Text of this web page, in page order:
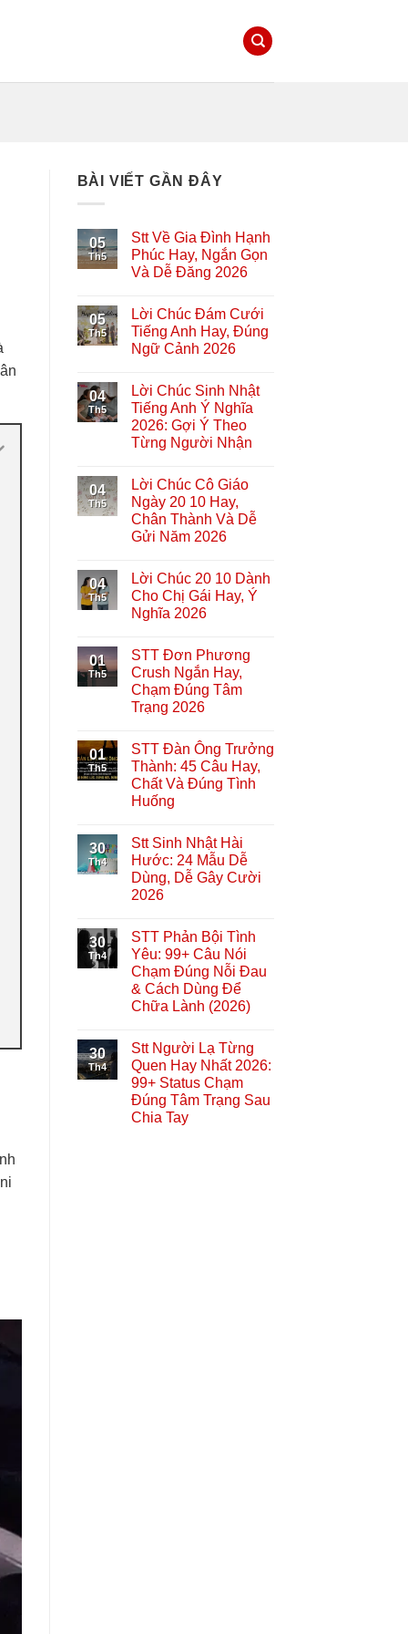
BÀI VIẾT GẦN ĐÂY
05
Th5
Stt Về Gia Đình Hạnh
Phúc Hay, Ngắn Gọn
Và Dễ Đăng 2026
05
Th5
Lời Chúc Đám Cưới
Tiếng Anh Hay, Đúng
Ngữ Cảnh 2026
04
Th5
Lời Chúc Sinh Nhật
Tiếng Anh Ý Nghĩa
2026: Gợi Ý Theo
Từng Người Nhận
04
Th5
Lời Chúc Cô Giáo
Ngày 20 10 Hay,
Chân Thành Và Dễ
Gửi Năm 2026
04
Th5
Lời Chúc 20 10 Dành
Cho Chị Gái Hay, Ý
Nghĩa 2026
01
Th5
STT Đơn Phương
Crush Ngắn Hay,
Chạm Đúng Tâm
Trạng 2026
01
Th5
STT Đàn Ông Trưởng
Thành: 45 Câu Hay,
Chất Và Đúng Tình
Huống
30
Th4
Stt Sinh Nhật Hài
Hước: 24 Mẫu Dễ
Dùng, Dễ Gây Cười
2026
30
Th4
STT Phản Bội Tình
Yêu: 99+ Câu Nói
Chạm Đúng Nỗi Đau
& Cách Dùng Để
Chữa Lành (2026)
30
Th4
Stt Người Lạ Từng
Quen Hay Nhất 2026:
99+ Status Chạm
Đúng Tâm Trạng Sau
Chia Tay